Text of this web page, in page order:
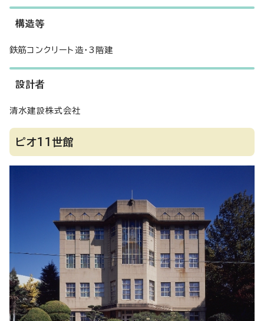
構造等
鉄筋コンクリート造・3階建
設計者
清水建設株式会社
ピオ11世館